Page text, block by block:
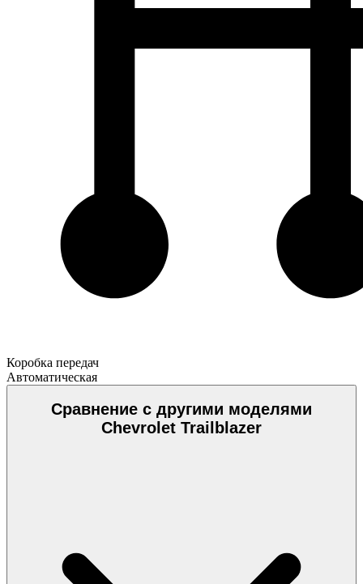
Коробка передач
Автоматическая
Сравнение с другими моделями
Chevrolet Trailblazer